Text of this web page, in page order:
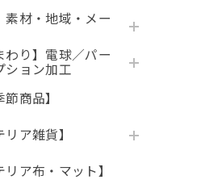
素材・地域・メー
わり】電球／パー
ション加工
節商品】
リア雑貨】
リア布・マット】